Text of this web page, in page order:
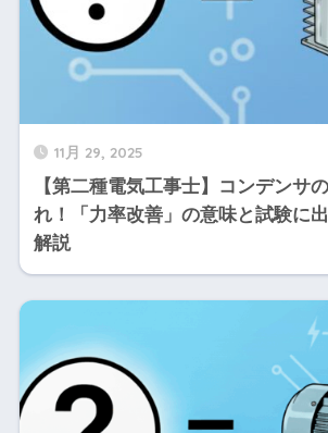
11月 29, 2025
【第二種電気工事士】コンデンサ
れ！「力率改善」の意味と試験に
解説